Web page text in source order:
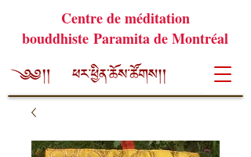
Centre de méditation
bouddhiste Paramita de Montréal